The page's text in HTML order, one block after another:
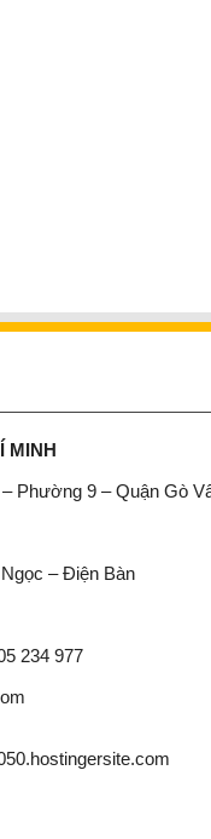
MINH
Phường 9 – Quận Gò
– Điện Bàn
234 977